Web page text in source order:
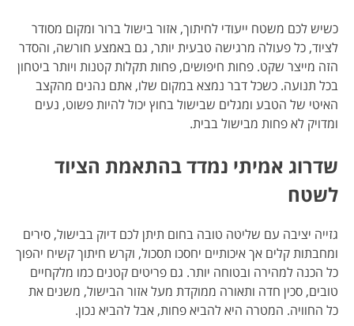
כשיש לכם משטח ייעודי לחיתוך, אזור בישול ברור ומקום מסודר
לציוד, כל פעולה מרגישה טבעית יותר, גם באמצע חורשה, והסדר
הזה מייצר שקט. פחות חיפושים, פחות תקלות קטנות ויותר ביטחון
בכל תנועה. כשכל דבר נמצא במקום שלו, אתם נהנים מהקצב
האיטי של הטבע ומגלים שבישול בחוץ יכול להיות פשוט, נעים
ומדויק לא פחות מבישול בבית.
שדרוג אמיתי נמדד בהתאמת הציוד
לשטח
גזייה יציבה עם שליטה טובה בחום תיתן לכם דיוק בבישול, סירים
ומחבתות קלים אך איכותיים יחסכו תסכול, וקרש חיתוך קשיח יהפוך
כל הכנה למהירה ובטוחה יותר. גם פריטים קטנים כמו מלקחיים
טובים, סכין חדה ותאורה ממוקדת מעל אזור הבישול, משנים את
כל החוויה. המטרה היא להביא פחות, אבל להביא נכון.